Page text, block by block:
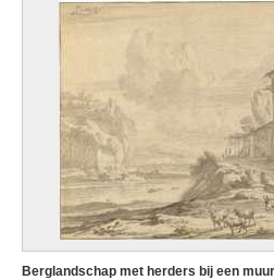
Berglandschap met herders bij een